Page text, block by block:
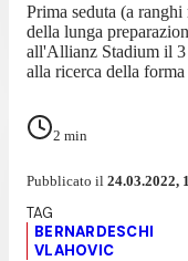
Prima seduta (a
della lunga
all'Allianz Stadium il
alla ricerca della
2 min
Pubblicato il 24.03.2022,
BERNARDESCHI
VLAHOVIC